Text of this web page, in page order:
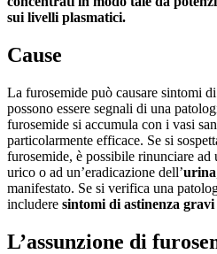
sui livelli plasmatici.
Cause
La furosemide può causare sintomi di
possono essere segnali di una
furosemide si accumula con i vasi
particolarmente efficace. Se si
furosemide, è possibile rinunciare ad
urico o ad un’eradicazione dell’urina
manifestato. Se si verifica una
includere sintomi di astinenza gravi
L’assunzione di